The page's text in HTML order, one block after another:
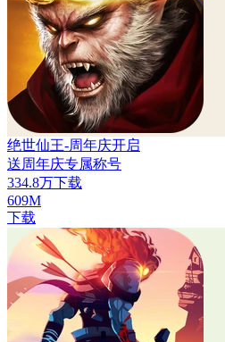
绝世仙王-周年庆开启
送周年庆专属称号
334.8万下载
609M
下载